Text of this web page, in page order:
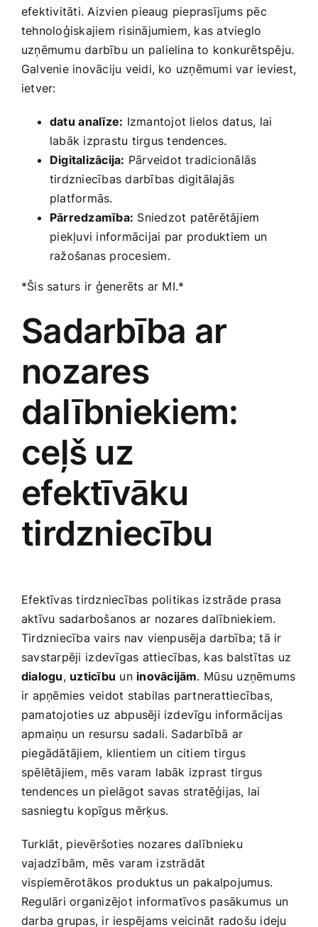
efektivitāti. Aizvien pieaug pieprasījums pēc
tehnoloģiskajiem risinājumiem, kas atvieglo
uzņēmumu darbību un palielina to konkurētspēju.
Galvenie inovāciju veidi, ko uzņēmumi var ieviest,
ietver:
datu ⁢analīze: Izmantojot ‌lielos datus, lai
labāk izprastu tirgus tendences.
Digitalizācija: Pārveidot tradicionālās
tirdzniecības darbības digitālajās
platformās.
Pārredzamība: Sniedzot patērētājiem
⁢piekļuvi informācijai ⁤par ⁢produktiem un
ražošanas procesiem.
*Šis saturs ir ģenerēts ar MI.*
Sadarbība ar
nozares
‍dalībniekiem:
ceļš uz
efektīvāku
tirdzniecību
Efektīvas‍ tirdzniecības politikas izstrāde​ prasa
aktīvu sadarbošanos ar‍ nozares dalībniekiem.
Tirdzniecība ‍vairs nav vienpusēja darbība;‌ tā ir
savstarpēji⁣ izdevīgas attiecības, kas balstītas uz
dialogu, uzticību un inovācijām.⁣ Mūsu uzņēmums
ir apņēmies veidot stabilas partnerattiecības,
pamatojoties uz abpusēji izdevīgu informācijas
apmaiņu un resursu‌ sadali. Sadarbībā ar
piegādātājiem, klientiem un citiem tirgus
spēlētājiem, ‌mēs varam labāk izprast tirgus
tendences un pielāgot‍ savas stratēģijas, lai
sasniegtu kopīgus ​mērķus.
Turklāt, ⁤pievēršoties nozares dalībnieku
vajadzībām, mēs varam‍ izstrādāt
vispiemērotākos produktus un pakalpojumus.
Regulāri organizējot informatīvos pasākumus un
darba grupas, ir iespējams veicināt radošu ideju